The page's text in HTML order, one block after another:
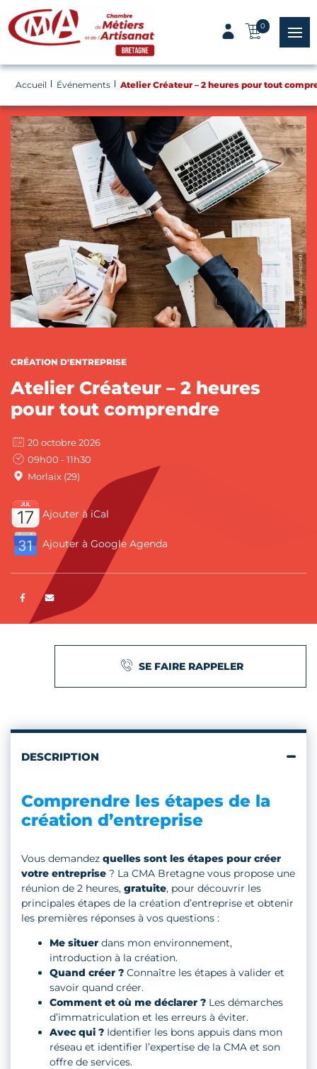
Panneau de gestion des cookies
0
menu
Accueil Événements Atelier Créateur – 2 heures pour tout
CATÉGORIES :
CRÉATION D'ENTREPRISE
Atelier Créateur – 2 heures
pour tout comprendre
20 octobre 2026
09h00 - 11h30
Morlaix (29)
Ajouter à iCal
Ajouter à Google Agenda
Partager sur Facebook
ENVOYER PAR E-MAIL
SE FAIRE RAPPELER
DESCRIPTION
Comprendre les étapes de la
création d’entreprise
Vous demandez quelles sont les étapes pour créer
votre entreprise ? La CMA Bretagne vous propose une
réunion de 2 heures, gratuite, pour découvrir les
principales étapes de la création d’entreprise et obtenir
les premières réponses à vos questions :
Me situer dans mon environnement,
introduction à la création.
Quand créer ? Connaître les étapes à valider et
savoir quand créer.
Comment et où me déclarer ? Les démarches
d’immatriculation et les erreurs à éviter.
Avec qui ? Identifier les bons appuis dans mon
réseau et identifier l’expertise de la CMA et son
offre de services.